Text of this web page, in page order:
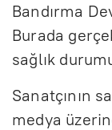
Bandırma
Burada
sağlık
Sanatçının
medya